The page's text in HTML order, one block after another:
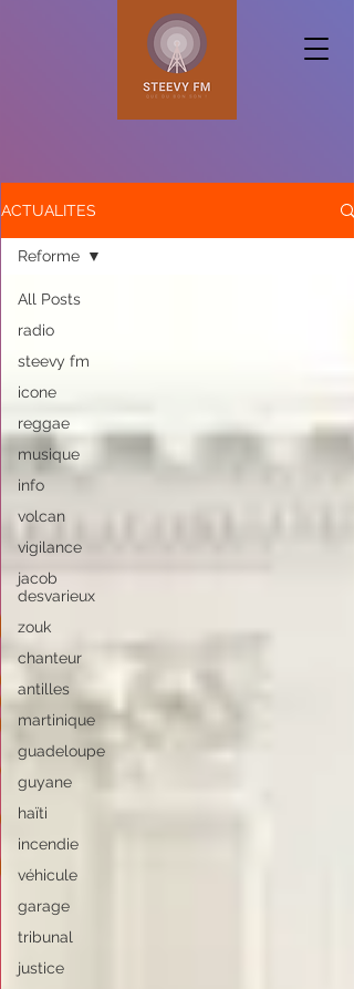
ACTUALITES
All Posts
radio
steevy fm
icone
reggae
musique
info
volcan
vigilance
jacob
desvarieux
zouk
chanteur
antilles
martinique
guadeloupe
guyane
haïti
incendie
véhicule
garage
tribunal
justice
Reforme